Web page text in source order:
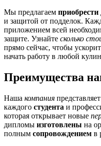
Мы предлагаем приобрести
и защитой от подделок.
приложением всей
защите. Узнайте сколько
прямо сейчас, чтобы
начать работу в любой
Преимущества
Наша компания
каждого студента и
которая открывает новые
дипломы изготовлены на
полным сопровождением в